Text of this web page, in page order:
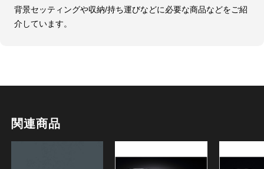
背景セッティングや収納/持ち運びなどに必要な商品などをご紹
介しています。
関連商品